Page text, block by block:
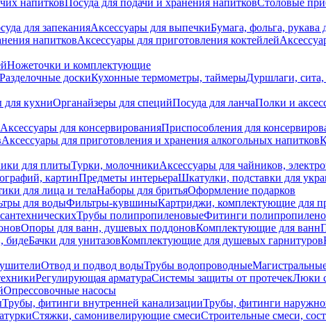
напитковПосуда для подачи и хранения напитковСтоловые
для запеканияАксессуары для выпечкиБумага, фольга, рукава
напитковАксессуары для приготовления коктейлей
Ножеточки и комплектующие
Разделочные доскиКухонные термометры, таймерыДуршлаги,
для кухниОрганайзеры для специйПосуда для ланчаПолки и
Аксессуары для консервированияПриспособления для
Аксессуары для приготовления и хранения алкогольных напитков
для плитыТурки, молочникиАксессуары для чайников,
картинПредметы интерьераШкатулки, подставки для
для лица и телаНаборы для бритьяОформление подарков
для водыФильтры-кувшиныКартриджи, комплектующие для
Трубы полипропиленовыеФитинги
Опоры для ванн, душевых поддоновКомплектующие для ванн
бидеБачки для унитазовКомплектующие для душевых гарнитуров
Отвод и подвод водыТрубы водопроводные
Регулирующая арматураСистемы защиты от протечекЛюки
Опрессовочные насосы
Трубы, фитинги внутренней канализацииТрубы, фитинги
Стяжки, самонивелирующие смесиСтроительные смеси,